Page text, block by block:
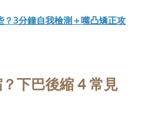
？3分鐘自我檢測＋嘴凸矯正攻
下巴後縮 4 常見